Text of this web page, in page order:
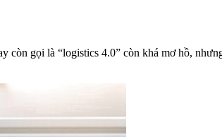
còn gọi là “logistics 4.0” còn khá mơ hồ,